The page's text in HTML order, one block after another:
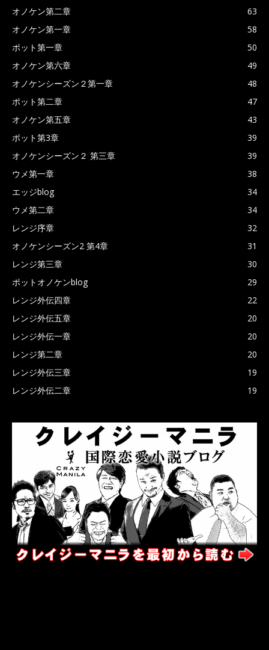
オノケン第二章
63
オノケン第一章
58
ポット第一章
50
オノケン第六章
49
オノケンシーズン２第一章
48
ポット第二章
47
オノケン第五章
43
ポット第3章
39
オノケンシーズン２ 第三章
39
ウメ第一章
38
エッジblog
34
ウメ第二章
34
レンジ序章
32
オノケンシーズン2 第4章
31
レンジ第三章
30
ポットオノケンblog
29
レンジ外伝四章
22
レンジ外伝五章
20
レンジ外伝一章
20
レンジ第二章
20
レンジ外伝三章
19
レンジ外伝二章
19